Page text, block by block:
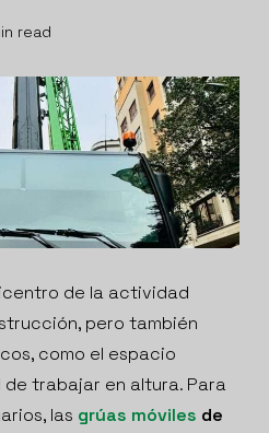
read
de la actividad
pero también
como el espacio
trabajar en altura. Para
las grúas móviles de